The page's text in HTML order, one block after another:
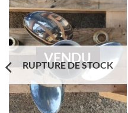
VENDU
RUPTURE DE STOCK